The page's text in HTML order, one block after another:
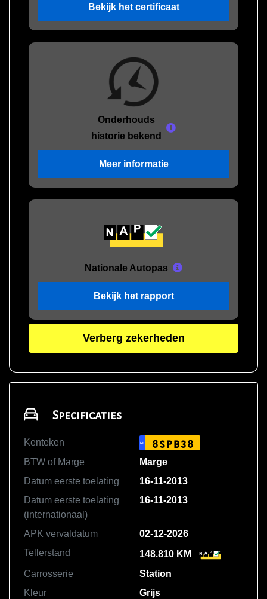
Bekijk het certificaat
Onderhouds
historie bekend
Meer informatie
Nationale Autopas
Bekijk het rapport
Verberg zekerheden
Specificaties
Kenteken NL 8SPB38
BTW of Marge
Marge
Datum eerste toelating
16-11-2013
Datum eerste toelating
(internationaal)
16-11-2013
APK vervaldatum
02-12-2026
Tellerstand
148.810 KM
Carrosserie
Station
Kleur
Grijs